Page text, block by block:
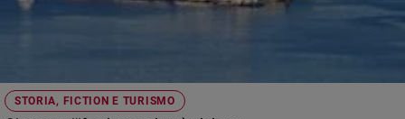
STORIA, FICTION E TURISMO